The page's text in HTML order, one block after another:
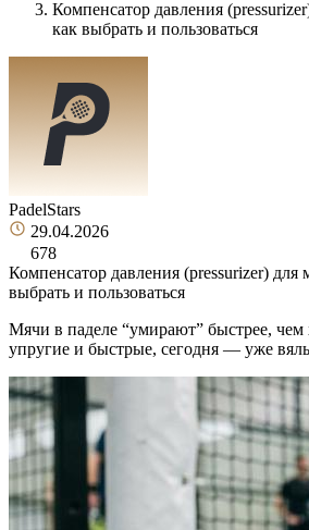
Компенсатор давления
как выбрать и пользоваться
PadelStars
29.04.2026
678
Компенсатор давления (pressurizer) для
выбрать и пользоваться
Мячи в паделе “умирают” быстрее,
упругие и быстрые, сегодня — уже